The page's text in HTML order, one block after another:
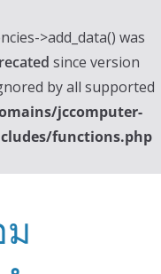
>add_data() was
since version
by all supported
jccomputer-
functions.php